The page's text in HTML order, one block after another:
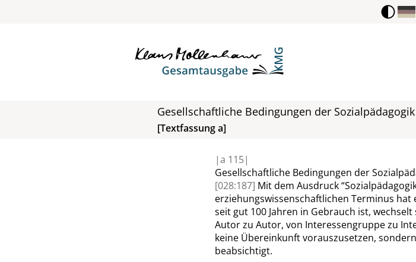
Gesellschaftliche Bedingungen der Sozialpädagogik
[Textfassung a]
|a 115|
Gesellschaftliche Bedingungen der
[028:187] Mit dem Ausdruck“
erziehungswissenschaftlichen Terminus hat
seit gut 100 Jahren in Gebrauch ist,
Autor zu Autor, von Interessengruppe zu
keine Übereinkunft vorauszusetzen,
beabsichtigt.